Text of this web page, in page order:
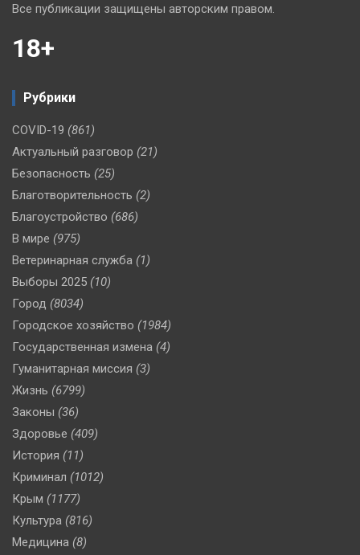
Все публикации защищены авторским правом.
18+
Рубрики
COVID-19 (861)
Актуальный разговор (21)
Безопасность (25)
Благотворительность (2)
Благоустройство (686)
В мире (975)
Ветеринарная служба (1)
Выборы 2025 (10)
Город (8034)
Городское хозяйство (1984)
Государственная измена (4)
Гуманитарная миссия (3)
Жизнь (6799)
Законы (36)
Здоровье (409)
История (11)
Криминал (1012)
Крым (1177)
Культура (816)
Медицина (8)